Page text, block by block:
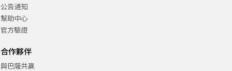
公告通知
幫助中心
官方驗證
合作夥伴
與巴薩共贏